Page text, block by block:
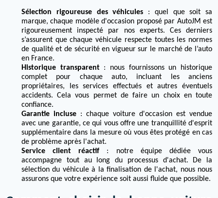
Sélection rigoureuse des véhicules : quel que soit sa
marque, chaque modèle d'occasion proposé par AutoJM est
rigoureusement inspecté par nos experts. Ces derniers
s’assurent que chaque véhicule respecte toutes les normes
de qualité et de sécurité en vigueur sur le marché de l’auto
en France.
Historique transparent: nous fournissons un historique
complet pour chaque auto, incluant les anciens
propriétaires, les services effectués et autres éventuels
accidents. Cela vous permet de faire un choix en toute
confiance.
Garantie incluse : chaque voiture d'occasion est vendue
avec une garantie, ce qui vous offre une tranquillité d'esprit
supplémentaire dans la mesure où vous êtes protégé en cas
de problème après l'achat.
Service client réactif : notre équipe dédiée vous
accompagne tout au long du processus d'achat. De la
sélection du véhicule à la finalisation de l'achat, nous nous
assurons que votre expérience soit aussi fluide que possible.